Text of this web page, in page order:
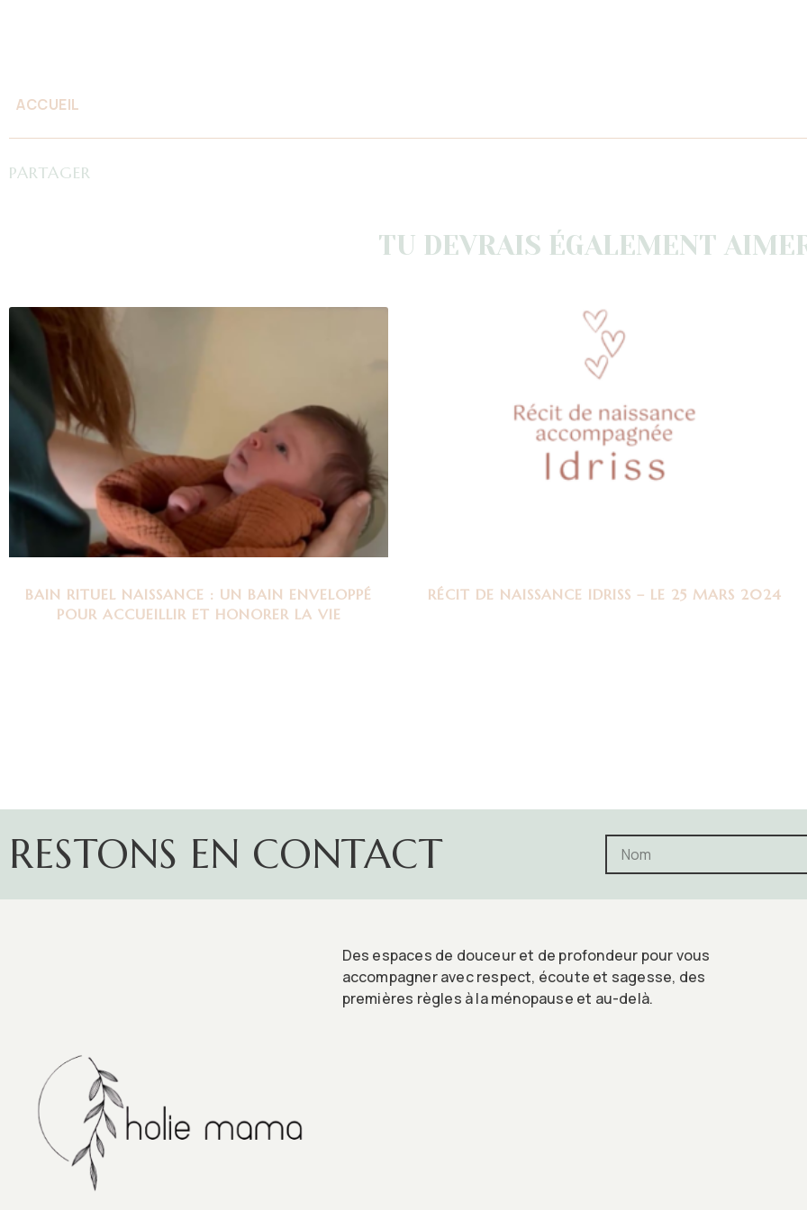
ACCUEIL
PARTAGER
TU DEVRAIS ÉGALEMENT
BAIN RITUEL NAISSANCE : UN BAIN ENVELOPPÉ
POUR ACCUEILLIR ET HONORER LA VIE
RÉCIT DE NAISSANCE IDRISS – LE 25 MARS 2024
RESTONS EN CONTACT
Des espaces de douceur et de profondeur pour vous
accompagner avec respect, écoute et sagesse, des
premières règles à la ménopause et au-delà.